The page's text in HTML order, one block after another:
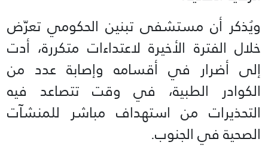
ويُذكر أن مستشفى تبنين الحكومي تعرّض
خلال الفترة الأخيرة لاعتداءات متكررة، أدت
إلى أضرار في أقسامه وإصابة عدد من
الكوادر الطبية، في وقت تتصاعد فيه
التحذيرات من استهداف مباشر للمنشآت
الصحية في الجنوب.